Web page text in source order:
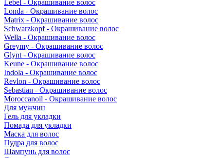
Lebel - Окрашивание волос
Londa - Окрашивание волос
Matrix - Окрашивание волос
Schwarzkopf - Окрашивание волос
Wella - Окрашивание волос
Greymy - Окрашивание волос
Glynt - Окрашивание волос
Keune - Окрашивание волос
Indola - Окрашивание волос
Revlon - Окрашивание волос
Sebastian - Окрашивание волос
Moroccanoil - Окрашивание волос
Для мужчин
Гель для укладки
Помада для укладки
Маска для волос
Пудра для волос
Шампунь для волос